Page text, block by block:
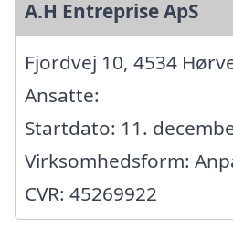
A.H Entreprise ApS
Fjordvej 10, 4534
Ansatte:
Startdato: 11.
Virksomhedsform:
CVR: 45269922